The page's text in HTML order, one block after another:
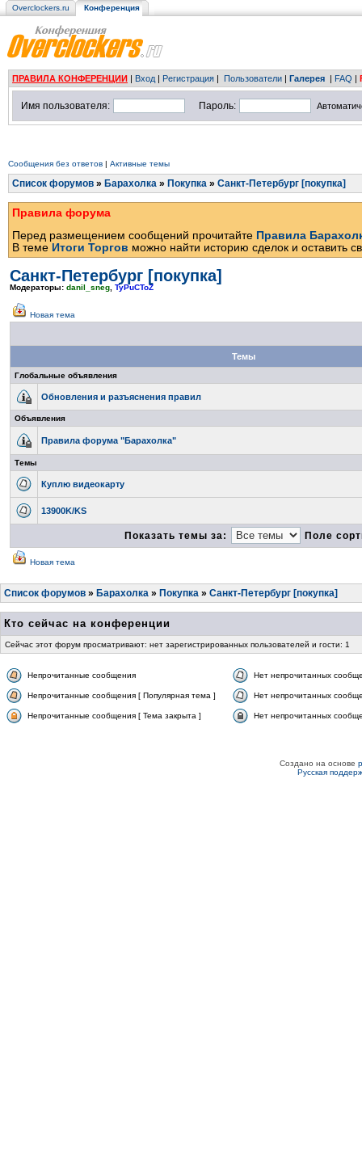
Overclockers.ru Конференция
ПРАВИЛА КОНФЕРЕНЦИИ | Вход | Регистрация | Пользователи | Галерея | FAQ |
Имя пользователя: Пароль:
Сообщения без ответов | Активные темы
Список форумов » Барахолка » Покупка » Санкт-Петербург [покупка]
Правила форума
Перед размещением сообщений прочитайте Правила
В теме Итоги Торгов можно найти историю сделок и оставить
Санкт-Петербург [покупка]
Модераторы: danil_sneg TyPuCToZ
Новая тема
Темы
Глобальные объявления
Обновления и разъяснения правил
Объявления
Правила форума "Барахолка"
Темы
Куплю видеокарту
13900K/KS
Показать темы за: Поле
Новая тема
Список форумов » Барахолка » Покупка » Санкт-Петербург [покупка]
Кто сейчас на конференции
Сейчас этот форум просматривают: нет зарегистрированных пользователей и гости: 1
Непрочитанные сообщения Нет непрочитанных
Непрочитанные сообщения [ Популярная тема ] Нет непрочитанных
Непрочитанные сообщения [ Тема закрыта ] Нет непрочитанных
Создано на основе
Русская